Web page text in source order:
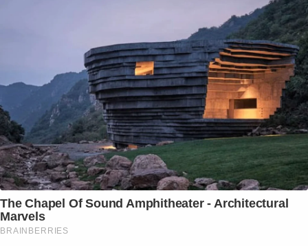
The Chapel Of Sound Amphitheater - Architectural
Marvels
BRAINBERRIES